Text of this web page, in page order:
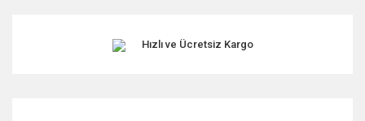
Hızlı ve Ücretsiz Kargo